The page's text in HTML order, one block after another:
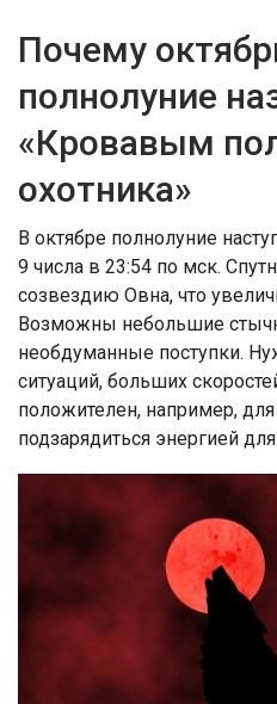
Почему
полнолуние
«Кровавым
охотника»
В октябре полнолуние
9 числа в 23:54 по мск.
созвездию Овна, что
Возможны небольшие
необдуманные поступки.
ситуаций, больших
положителен, например, для
подзарядиться энергией